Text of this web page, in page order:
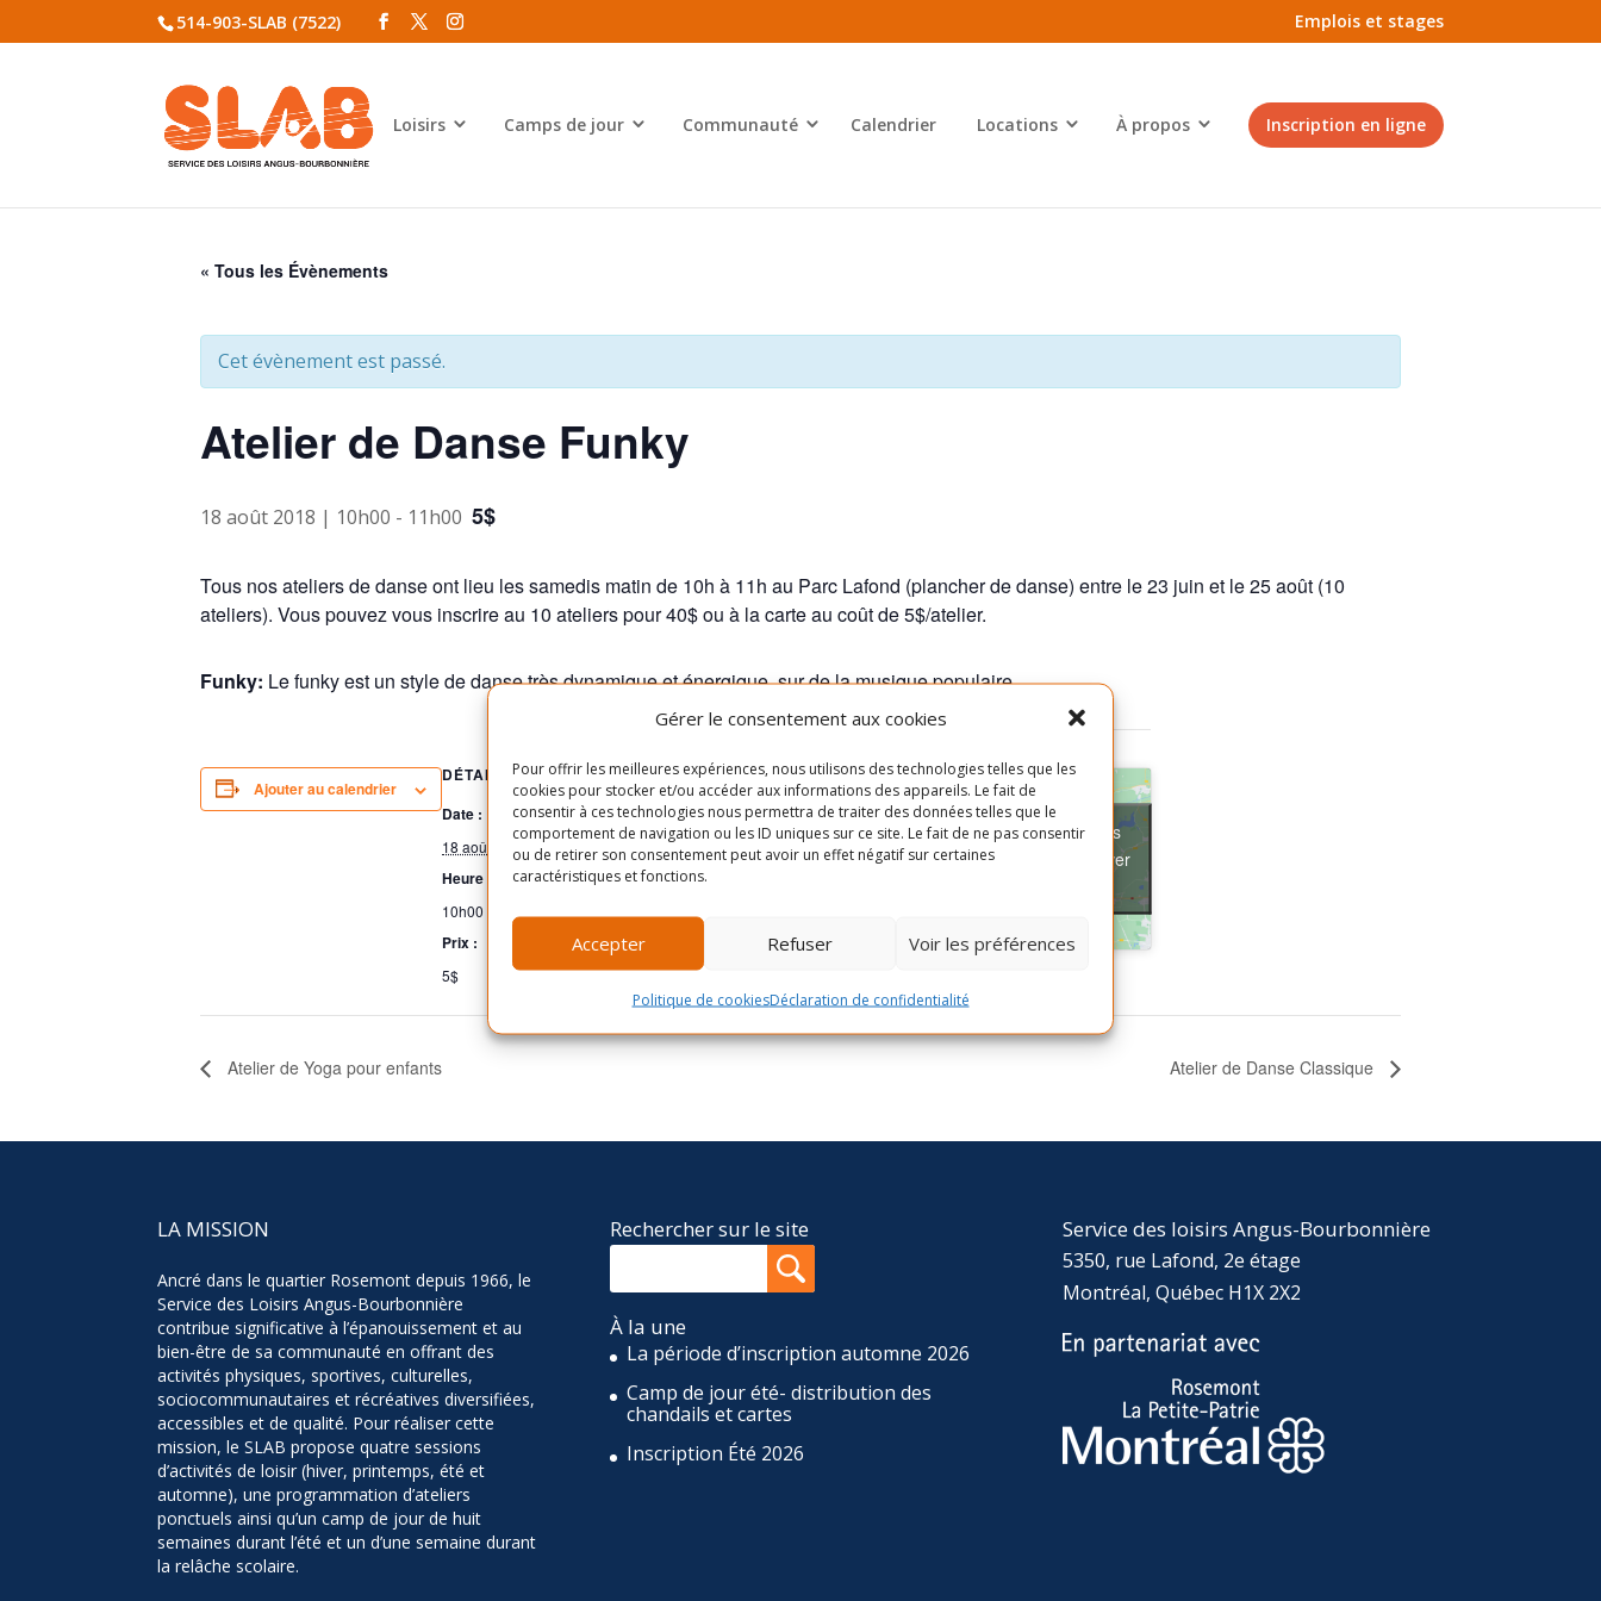
Gérer le consentement aux cookies
Pour offrir les meilleures expériences, nous utilisons des technologies telles que les
cookies pour stocker et/ou accéder aux informations des appareils. Le fait de
consentir à ces technologies nous permettra de traiter des données telles que le
comportement de navigation ou les ID uniques sur ce site. Le fait de ne pas consentir
ou de retirer son consentement peut avoir un effet négatif sur certaines
caractéristiques et fonctions.
Accepter Refuser Voir les préférences
Politique de cookiesDéclaration de confidentialité
514-903-SLAB (7522) Emplois et stages
Loisirs Camps de jour Communauté Calendrier Locations À propos Inscription en ligne
« Tous les Évènements
Cet évènement est passé.
Atelier de Danse Funky
18 août 2018 | 10h00 - 11h00 5$
Tous nos ateliers de danse ont lieu les samedis matin de 10h à 11h au Parc Lafond (plancher de danse) entre le 23 juin et le 25 août (10
ateliers). Vous pouvez vous inscrire au 10 ateliers pour 40$ ou à la carte au coût de 5$/atelier.
Funky: Le funky est un style de danse très dynamique et énergique, sur de la musique populaire.
Ajouter au calendrier
DÉTAILS
Date :
18 août 2018
Heure :
10h00 - 11h00
Prix :
5$
LIEU
Rue Masson, entre le
boulevard Saint-Michel et la
12è avenue
Québec
Cliquez pour accepter les
cookies marketing et activer
Atelier de Yoga pour enfants Atelier de Danse Classique
LA MISSION
Ancré dans le quartier Rosemont depuis 1966, le
Service des Loisirs Angus-Bourbonnière
contribue significative à l’épanouissement et au
bien-être de sa communauté en offrant des
activités physiques, sportives, culturelles,
sociocommunautaires et récréatives diversifiées,
accessibles et de qualité. Pour réaliser cette
mission, le SLAB propose quatre sessions
d’activités de loisir (hiver, printemps, été et
automne), une programmation d’ateliers
ponctuels ainsi qu’un camp de jour de huit
semaines durant l’été et un d’une semaine durant
la relâche scolaire.
Rechercher sur le site
À la une
La période d’inscription automne 2026
Camp de jour été- distribution des
chandails et cartes
Inscription Été 2026
Service des loisirs Angus-Bourbonnière
5350, rue Lafond, 2e étage
Montréal, Québec H1X 2X2